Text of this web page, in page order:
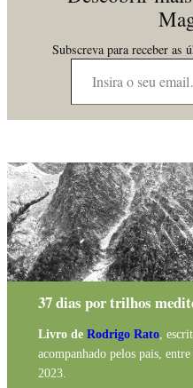
Subscreva para receber as
Insira o seu email…
37 dias por trilhos
Livro de Rodrigo Rato,
acompanhado pelos pais,
2023.